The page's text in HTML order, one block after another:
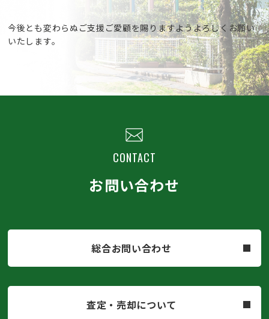
今後とも変わらぬご支援ご愛顧を賜りますようよろしくお願い
いたします。
CONTACT
お問い合わせ
総合お問い合わせ
査定・売却について